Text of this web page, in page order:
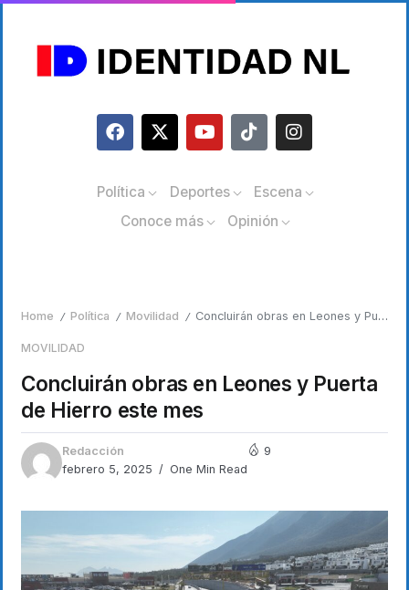
Política Deportes
Escena
Conoce más
Opinión
Home / Política / Movilidad / Concluirán obras en Leones y Puerta de Hierro este mes
MOVILIDAD
Concluirán obras en Leones y Puerta
de Hierro este mes
Redacción
febrero 5, 2025
One Min Read
9